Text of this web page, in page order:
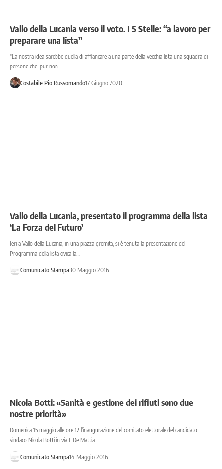
Vallo della Lucania verso il voto. I 5 Stelle: “a lavoro per
preparare una lista”
"La nostra idea sarebbe quella di affiancare a una parte della vecchia lista una squadra di
persone che, pur non…
Costabile Pio Russomando17 Giugno 2020
Vallo della Lucania, presentato il programma della lista
‘La Forza del Futuro’
Ieri a Vallo della Lucania, in una piazza gremita, si è tenuta la presentazione del
Programma della lista civica la…
Comunicato Stampa30 Maggio 2016
Nicola Botti: «Sanità e gestione dei rifiuti sono due
nostre priorità»
Domenica 15 maggio alle ore 12 l'inaugurazione del comitato elettorale del candidato
sindaco Nicola Botti in via F.De Mattia.
Comunicato Stampa14 Maggio 2016